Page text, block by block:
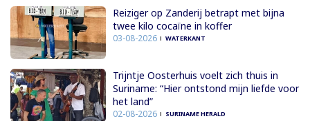
Reiziger op Zanderij betrapt met bijna
twee kilo cocaïne in koffer
03-08-2026 WATERKANT
Trijntje Oosterhuis voelt zich thuis in
Suriname: “Hier ontstond mijn liefde voor
het land”
02-08-2026 SURINAME HERALD